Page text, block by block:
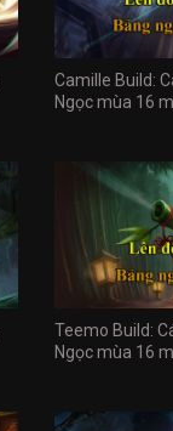
Camille Build:
Ngọc mùa 16
Teemo Build:
Ngọc mùa 16